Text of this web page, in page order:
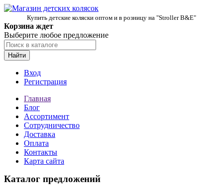
Купить детские коляски оптом и в розницу на "Stroller B&E"
Корзина ждет
Выберите любое предложение
Найти
Вход
Регистрация
Главная
Блог
Ассортимент
Сотрудничество
Доставка
Оплата
Контакты
Карта сайта
Каталог предложений